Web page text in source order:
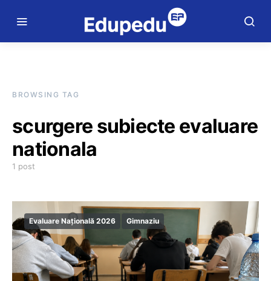
BROWSING TAG
scurgere subiecte evaluare
nationala
1 post
Evaluare Națională 2026 Gimnaziu